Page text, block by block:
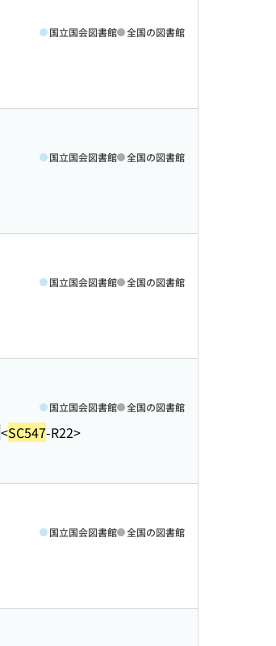
国立国会図書館 全国の図書館
国立国会図書館 全国の図書館
国立国会図書館 全国の図書館
<SC547-R22>
国立国会図書館 全国の図書館
国立国会図書館 全国の図書館